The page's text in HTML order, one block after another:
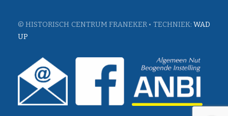
© HISTORISCH CENTRUM FRANEKER • TECHNIEK: WAD
UP